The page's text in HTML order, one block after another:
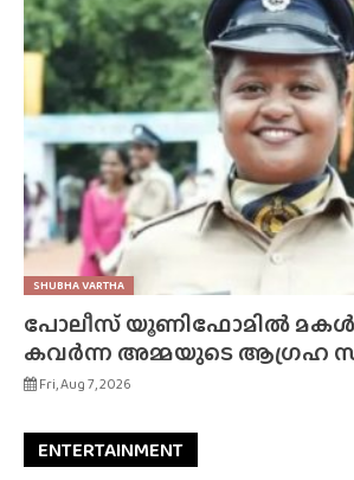
SHUBHA VARTHA
പോലീസ് യൂണിഫോമിൽ
കവർന്ന അമ്മയുടെ ആഗ്രഹ
Fri, Aug 7, 2026
ENTERTAINMENT